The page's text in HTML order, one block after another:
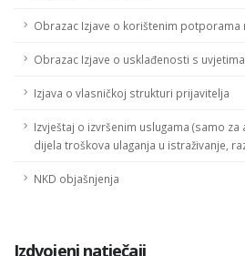
Obrazac Izjave o korištenim potporama
Obrazac Izjave o usklađenosti s
Izjava o vlasničkoj strukturi prijavitelja
Izvještaj o izvršenim uslugama (samo
dijela troškova ulaganja u istraživanje,
NKD objašnjenja
Izdvojeni natječaji